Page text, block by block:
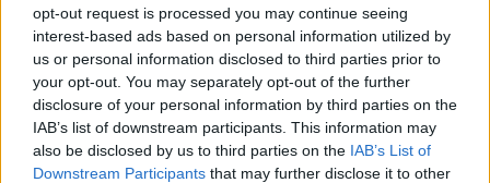
opt-out request is processed you may continue seeing
interest-based ads based on personal information utilized by
us or personal information disclosed to third parties prior to
your opt-out. You may separately opt-out of the further
disclosure of your personal information by third parties on the
IAB’s list of downstream participants. This information may
also be disclosed by us to third parties on the IAB’s List of
Downstream Participants that may further disclose it to other
Continua a leggere dopo la pubblicità